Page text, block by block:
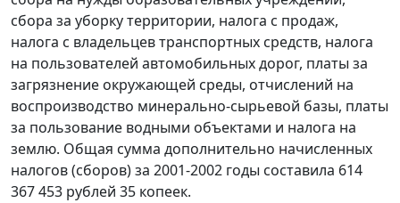
сбора за уборку территории, налога с продаж,
налога с владельцев транспортных средств, налога
на пользователей автомобильных дорог, платы за
загрязнение окружающей среды, отчислений на
воспроизводство минерально-сырьевой базы, платы
за пользование водными объектами и налога на
землю. Общая сумма дополнительно начисленных
налогов (сборов) за 2001-2002 годы составила 614
367 453 рублей 35 копеек.